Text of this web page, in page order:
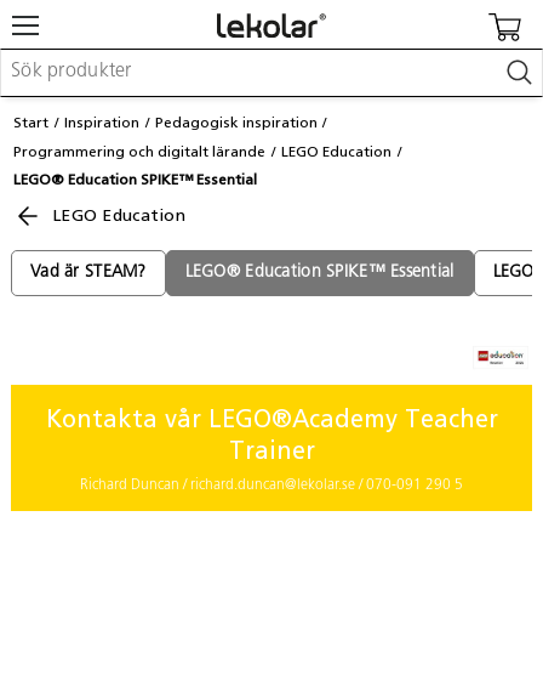
Möbler & inredning
Lekplatsutrustning & utemiljö
Leka
Lära
Skolförbrukning & kontorsmaterial
Hitta din säljare
Start Inspiration
Pedagogisk inspiration
Programmering och digitalt lärande
LEGO Education
LEGO® Education SPIKE™ Essential
LEGO Education
Vad är STEAM? LEGO® Education SPIKE™ Essential
Kontakta vår LEGO®Academy Teacher
Trainer
Richard Duncan / richard.duncan@lekolar.se / 070-091 290 5